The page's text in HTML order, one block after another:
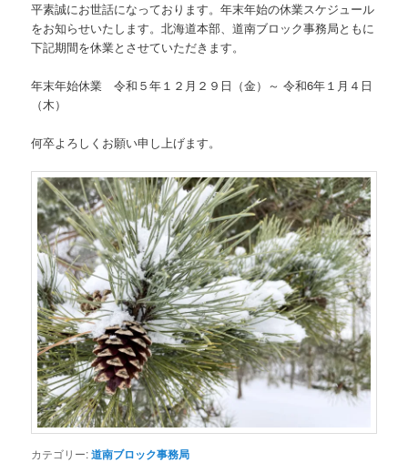
平素誠にお世話になっております。年末年始の休業スケジュール
をお知らせいたします。北海道本部、道南ブロック事務局ともに
下記期間を休業とさせていただきます。
年末年始休業 令和５年１２月２９日（金）～ 令和6年１月４日
（木）
何卒よろしくお願い申し上げます。
カテゴリー:道南ブロック事務局